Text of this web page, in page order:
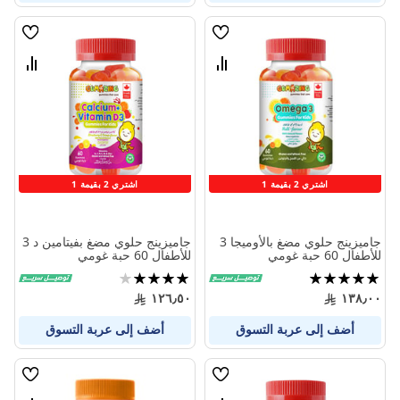
اشتري 2 بقيمة 1
قائمة
قارن
جاميزينج حلوي مضغ بالأوميجا 3
للأطفال 60 حبة غومي
تقييم:
100%
١٣٨٫٠٠
أضف إلى عربة التسوق
اشتري 2 بقيمة 1
قائمة
قارن
جاميزينج حلوي مضغ بفيتامين د 3
للأطفال 60 حبة غومي
تقييم:
80%
١٢٦٫٥٠
أضف إلى عربة التسوق
قائمة
قائمة